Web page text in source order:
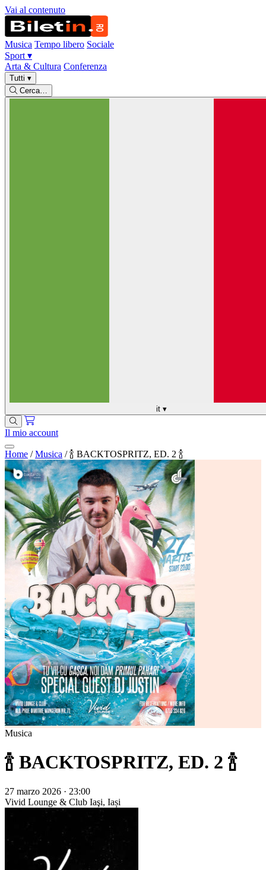
Vai al contenuto
Musica Tempo libero Sociale
Sport ▾
Arta & Cultura Conferenza
Tutti ▾
Cerca…
it ▾
Il mio account
Home / Musica / 🍾 BACKTOSPRITZ, ED. 2 🍾
Musica
🍾 BACKTOSPRITZ, ED. 2 🍾
27 marzo 2026 · 23:00
Vivid Lounge & Club Iaşi, Iași